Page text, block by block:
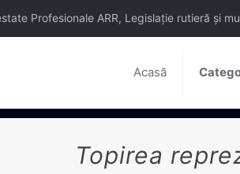
Profesionale ARR, Legislație rutieră și
Acasă
Topirea